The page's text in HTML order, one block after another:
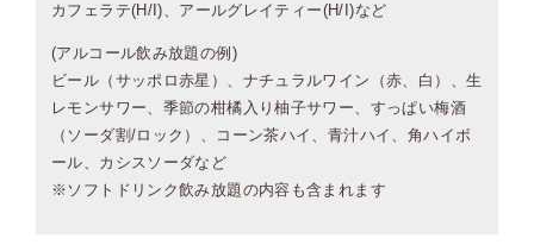
カフェラテ(H/I)、アールグレイティー(H/I)など
(アルコール飲み放題の例)
ビール（サッポロ赤星）、ナチュラルワイン（赤、白）、生
レモンサワー、季節の柑橘入り柚子サワー、すっぱい梅酒
（ソーダ割/ロック）、コーン茶ハイ、青汁ハイ、角ハイボ
ール、カシスソーダなど
※ソフトドリンク飲み放題の内容も含まれます